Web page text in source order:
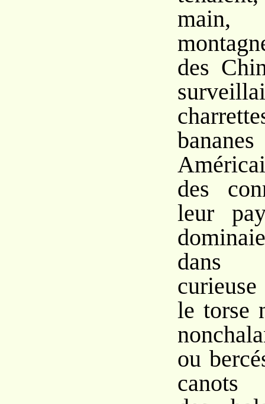
main,
des
des
leur
dans
le torse
ou
canots